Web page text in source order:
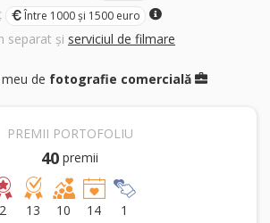
Între 1000 și 1500 euro
separat și serviciul de filmare
de fotografie comercială
PREMII PORTOFOLIU
40 premii
2 13 10 14 1